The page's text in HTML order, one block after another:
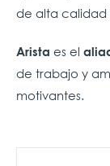
de alta calidad
Arista es el
de trabajo y
motivantes.